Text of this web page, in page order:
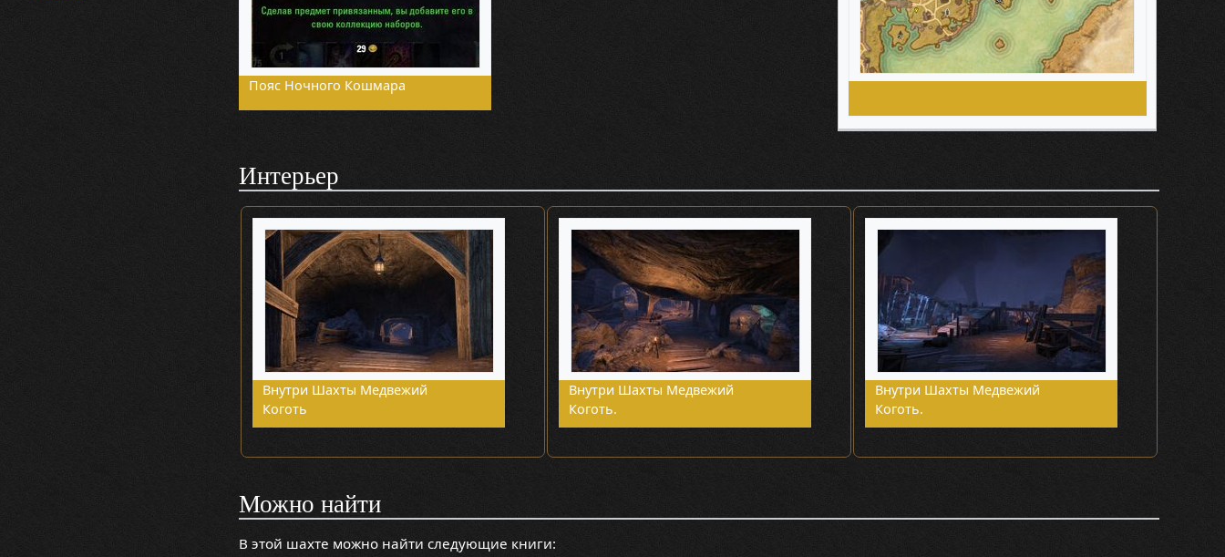
Пояс Ночного Кошмара
Интерьер
Внутри Шахты Медвежий
Коготь
Внутри Шахты Медвежий
Коготь.
Внутри Шахты Медвежий
Коготь.
Можно найти
В этой шахте можно найти следующие книги: